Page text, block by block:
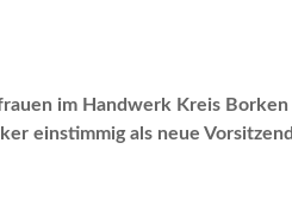
im Handwerk Kreis Borken
einstimmig als neue